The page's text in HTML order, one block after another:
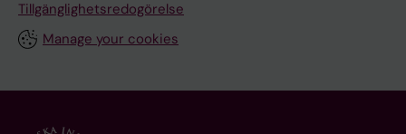
Tillgänglighetsredogörelse
Manage your cookies